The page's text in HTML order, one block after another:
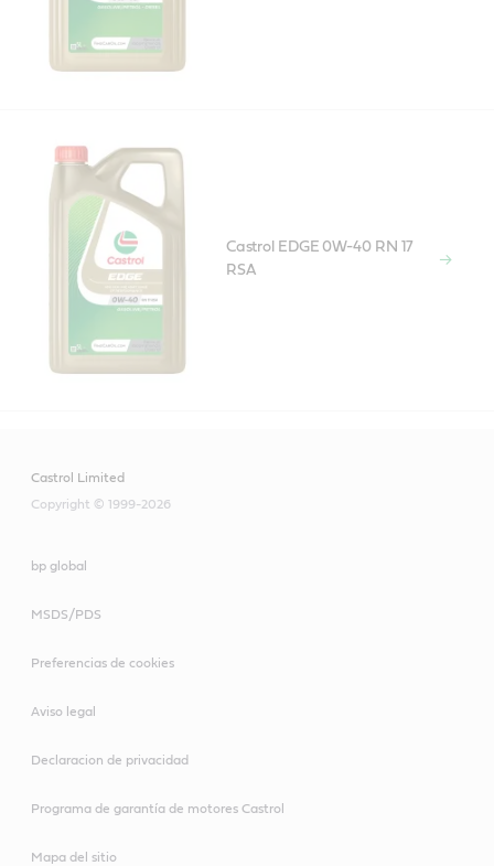
Castrol EDGE 0W-40 RN 17
RSA
Castrol Limited
Copyright © 1999-2026
bp global
MSDS/PDS
Preferencias de cookies
Aviso legal
Declaracion de privacidad
Programa de garantía de motores Castrol
Mapa del sitio